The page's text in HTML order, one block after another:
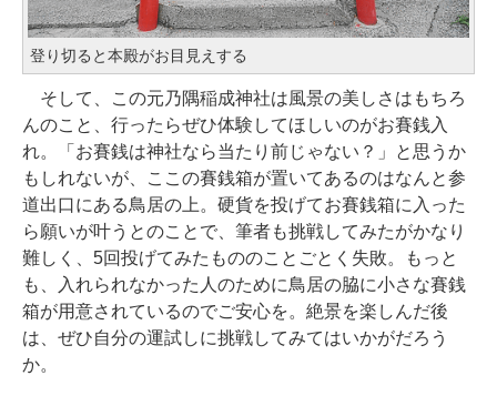
登り切ると本殿がお目見えする
そして、この元乃隅稲成神社は風景の美しさはもちろ
んのこと、行ったらぜひ体験してほしいのがお賽銭入
れ。「お賽銭は神社なら当たり前じゃない？」と思うか
もしれないが、ここの賽銭箱が置いてあるのはなんと参
道出口にある鳥居の上。硬貨を投げてお賽銭箱に入った
ら願いが叶うとのことで、筆者も挑戦してみたがかなり
難しく、5回投げてみたもののことごとく失敗。もっと
も、入れられなかった人のために鳥居の脇に小さな賽銭
箱が用意されているのでご安心を。絶景を楽しんだ後
は、ぜひ自分の運試しに挑戦してみてはいかがだろう
か。